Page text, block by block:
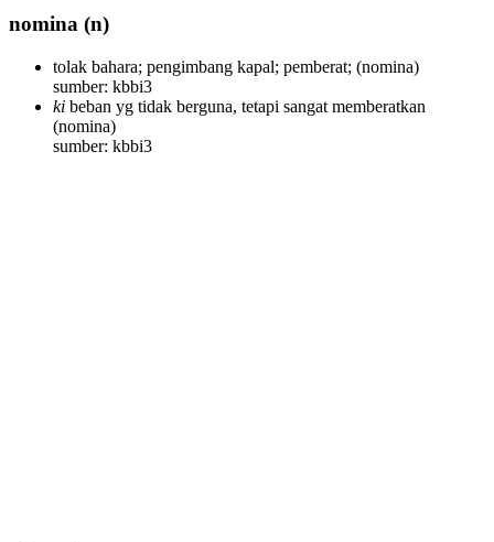
nomina (n)
tolak bahara; pengimbang kapal; pemberat; (nomina)
sumber: kbbi3
ki beban yg tidak berguna, tetapi sangat memberatkan
(nomina)
sumber: kbbi3